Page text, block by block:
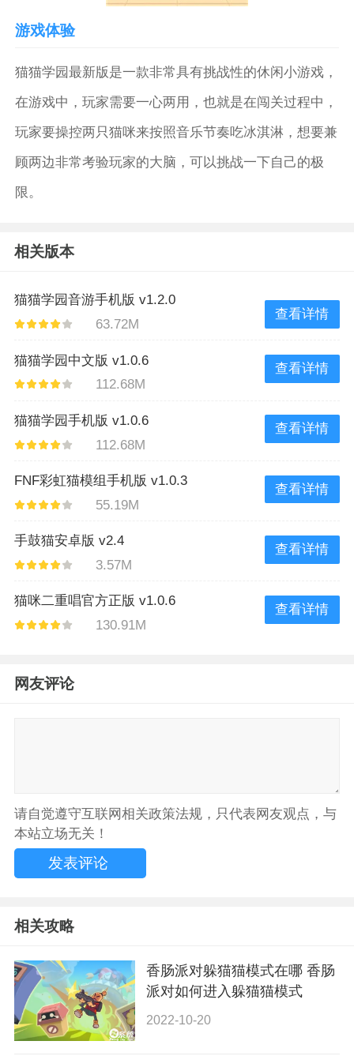
游戏体验
猫猫学园最新版是一款非常具有挑战性的休闲小游戏，
在游戏中，玩家需要一心两用，也就是在闯关过程中，
玩家要操控两只猫咪来按照音乐节奏吃冰淇淋，想要兼
顾两边非常考验玩家的大脑，可以挑战一下自己的极
限。
相关版本
猫猫学园音游手机版 v1.2.0
63.72M
查看详情
猫猫学园中文版 v1.0.6
112.68M
查看详情
猫猫学园手机版 v1.0.6
112.68M
查看详情
FNF彩虹猫模组手机版 v1.0.3
55.19M
查看详情
手鼓猫安卓版 v2.4
3.57M
查看详情
猫咪二重唱官方正版 v1.0.6
130.91M
查看详情
网友评论
请自觉遵守互联网相关政策法规，只代表网友观点，与
本站立场无关！
相关攻略
香肠派对躲猫猫模式在哪 香肠
派对如何进入躲猫猫模式
2022-10-20